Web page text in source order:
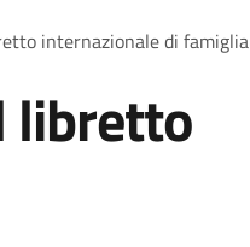
internazionale di famiglia
libretto